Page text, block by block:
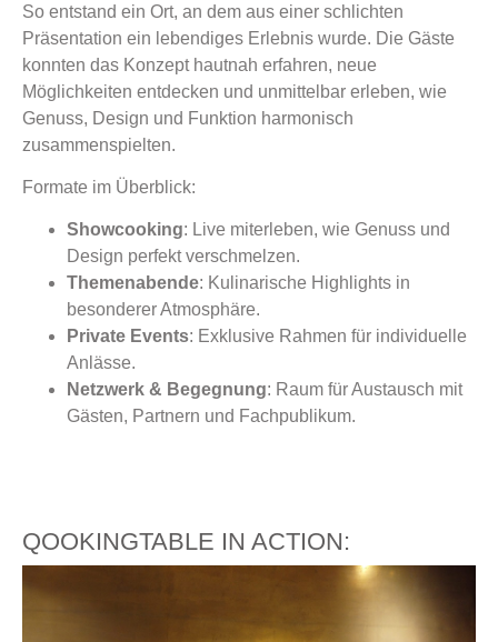
So entstand ein Ort, an dem aus einer schlichten
Präsentation ein lebendiges Erlebnis wurde. Die Gäste
konnten das Konzept hautnah erfahren, neue
Möglichkeiten entdecken und unmittelbar erleben, wie
Genuss, Design und Funktion harmonisch
zusammenspielten.
Formate im Überblick:
Showcooking: Live miterleben, wie Genuss und
Design perfekt verschmelzen.
Themenabende: Kulinarische Highlights in
besonderer Atmosphäre.
Private Events: Exklusive Rahmen für individuelle
Anlässe.
Netzwerk & Begegnung: Raum für Austausch mit
Gästen, Partnern und Fachpublikum.
QOOKINGTABLE IN ACTION: